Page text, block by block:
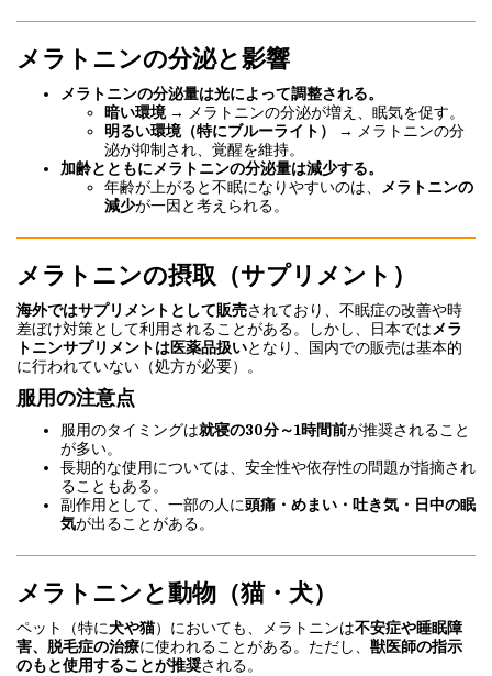
メラトニンの分泌と影響
メラトニンの分泌量は光によって調整される。
暗い環境→ メラトニンの分泌が増え、眠気を促す。
明るい環境（特にブルーライト）
→ メラトニンの分
泌が抑制され、覚醒を維持。
加齢とともにメラトニンの分泌量は減少する。
年齢が上がると不眠になりやすいのは、 メラトニンの
減少が一因と考えられる。
メラトニンの摂取（サプリメント）
海外ではサプリメントとして販売されており、不眠症の改善や時
差ぼけ対策として利用されることがある。しかし、日本ではメラ
トニンサプリメントは医薬品扱いとなり、国内での販売は基本的
に行われていない（処方が必要）。
服用の注意点
服用のタイミングは就寝の30分～1時間前が推奨されること
が多い。
長期的な使用については、安全性や依存性の問題が指摘され
ることもある。
副作用として、一部の人に頭痛・めまい・吐き気・日中の眠
気が出ることがある。
メラトニンと動物（猫・犬）
ペット（特に犬や猫）においても、メラトニンは不安症や睡眠障
害、脱毛症の治療に使われることがある。ただし、 獣医師の指示
のもと使用することが推奨される。